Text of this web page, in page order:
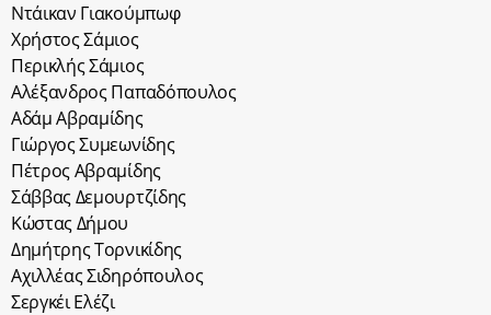
Ντάικαν Γιακούμπωφ
Χρήστος Σάμιος
Περικλής Σάμιος
Αλέξανδρος Παπαδόπουλος
Αδάμ Αβραμίδης
Γιώργος Συμεωνίδης
Πέτρος Αβραμίδης
Σάββας Δεμουρτζίδης
Κώστας Δήμου
Δημήτρης Τορνικίδης
Αχιλλέας Σιδηρόπουλος
Σεργκέι Ελέζι